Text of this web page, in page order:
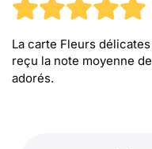
La carte Fleurs
reçu la note moyenne de
adorés.